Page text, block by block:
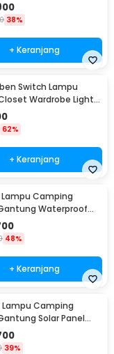
38%
+ Keranjang
Switch Lampu
Wardrobe Light
Switch - YGKG1
62%
+ Keranjang
Lampu Camping
Waterproof
800mAh - 511
48%
+ Keranjang
Lampu Camping
Solar Panel
IPX6 280W - G13
39%